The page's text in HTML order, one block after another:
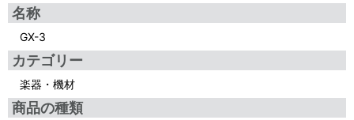
名称
GX-3
カテゴリー
楽器・機材
商品の種類